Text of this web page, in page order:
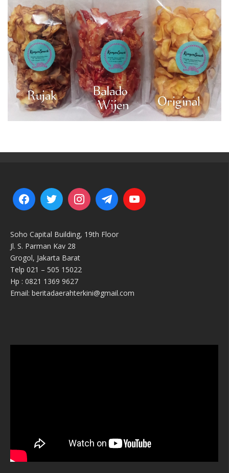
Soho Capital Building, 19th Floor
Jl. S. Parman Kav 28
Grogol, Jakarta Barat
Telp 021 – 505 15022
Hp : 0821 1369 9627
Email: beritadaerahterkini@gmail.com